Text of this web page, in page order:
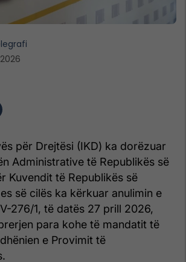
për Drejtësi (IKD) ka dorëzuar
Administrative të Republikës së
Kuvendit të Republikës së
së cilës ka kërkuar anulimin e
276/1, të datës 27 prill 2026,
para kohe të mandatit të
e Provimit të